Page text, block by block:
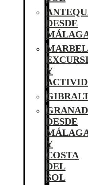
DESDE
Y
DESDE
Y
COSTA
DEL
SOL